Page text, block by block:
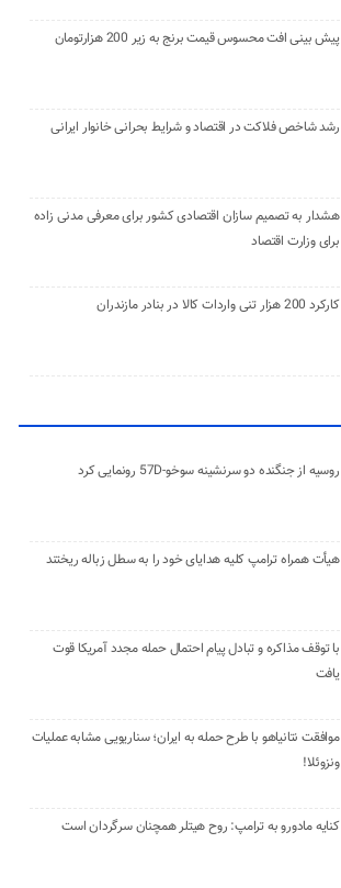
پیش بینی افت محسوس قیمت برنج به زیر 200 هزارتومان
رشد شاخص فلاکت در اقتصاد و شرایط بحرانی خانوار ایرانی
هشدار به تصمیم سازان اقتصادی کشور برای معرفی مدنی زاده
برای وزارت اقتصاد
کارکرد 200 هزار تنی واردات کالا در بنادر مازندران
روسیه از جنگنده دو سرنشینه سوخو-57D رونمایی کرد
هیأت همراه ترامپ کلیه هدایای خود را به سطل زباله ریختند
با توقف مذاکره و تبادل پیام احتمال حمله مجدد آمریکا قوت
یافت
موافقت نتانیاهو با طرح حمله به ایران؛ سناریویی مشابه عملیات
ونزوئلا!
کنایه مادورو به ترامپ: روح هیتلر همچنان سرگردان است